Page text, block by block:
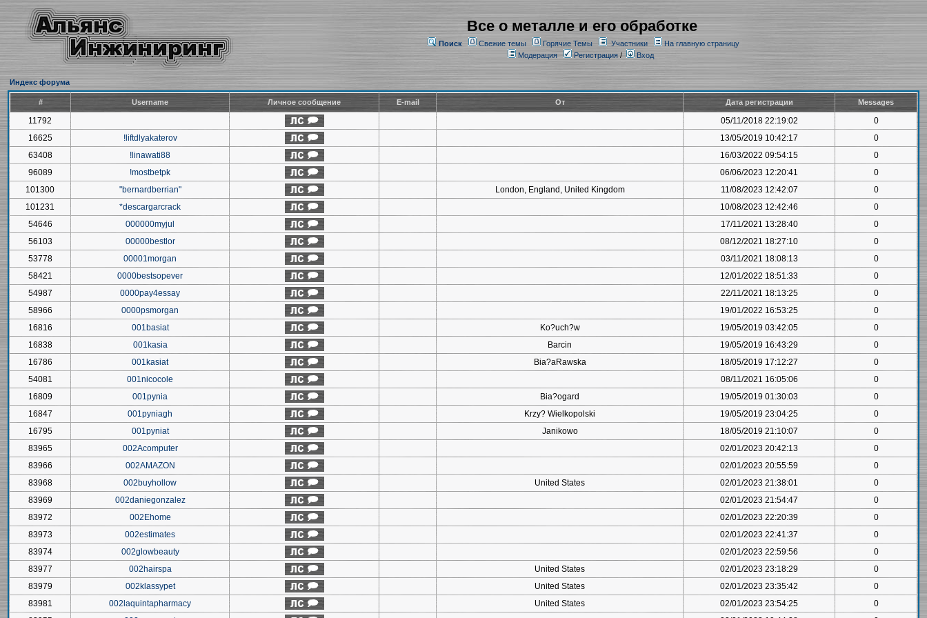
Все о металле и его обработке
Поиск Свежие темы Горячие Темы Участники
На главную страницу
Модерация
Регистрация/ Вход
Индекс форума
# Username Личное сообщение E-mail От Дата регистрации Messages
11792 05/11/2018 22:19:02
0
16625
!liftdlyakaterov 13/05/2019 10:42:17
0
63408
!linawati88 16/03/2022 09:54:15
0
96089
!mostbetpk 06/06/2023 12:20:41
0
101300
"bernardberrian" London, England, United Kingdom 11/08/2023 12:42:07
0
101231
*descargarcrack 10/08/2023 12:42:46
0
54646
000000myjul 17/11/2021 13:28:40
0
56103
00000bestlor 08/12/2021 18:27:10
0
53778
00001morgan 03/11/2021 18:08:13
0
58421
0000bestsopever 12/01/2022 18:51:33
0
54987
0000pay4essay 22/11/2021 18:13:25
0
58966
0000psmorgan 19/01/2022 16:53:25
0
16816
001basiat Ko?uch?w 19/05/2019 03:42:05
0
16838
001kasia Barcin 19/05/2019 16:43:29
0
16786
001kasiat Bia?aRawska 18/05/2019 17:12:27
0
54081
001nicocole 08/11/2021 16:05:06
0
16809
001pynia Bia?ogard 19/05/2019 01:30:03
0
16847
001pyniagh Krzy? Wielkopolski 19/05/2019 23:04:25
0
16795
001pyniat Janikowo 18/05/2019 21:10:07
0
83965
002Acomputer 02/01/2023 20:42:13
0
83966
002AMAZON 02/01/2023 20:55:59
0
83968
002buyhollow United States 02/01/2023 21:38:01
0
83969
002daniegonzalez 02/01/2023 21:54:47
0
83972
002Ehome 02/01/2023 22:20:39
0
83973
002estimates 02/01/2023 22:41:37
0
83974
002glowbeauty 02/01/2023 22:59:56
0
83977
002hairspa United States 02/01/2023 23:18:29
0
83979
002klassypet United States 02/01/2023 23:35:42
0
83981
002laquintapharmacy United States 02/01/2023 23:54:25
0